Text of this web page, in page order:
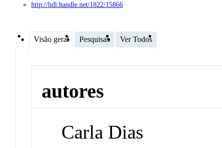
http://hdl.handle.net/1822/15866
Visão geral Pesquisas Ver Todos
autores
Carla Dias